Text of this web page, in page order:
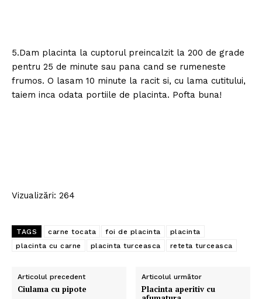
5.Dam placinta la cuptorul preincalzit la 200 de grade
pentru 25 de minute sau pana cand se rumeneste
frumos. O lasam 10 minute la racit si, cu lama cutitului,
taiem inca odata portiile de placinta. Pofta buna!
Vizualizări: 264
TAGS carne tocata foi de placinta
placinta
placinta cu carne
placinta turceasca reteta turceasca
Articolul precedent
Ciulama cu pipote
Articolul următor
Placinta aperitiv cu